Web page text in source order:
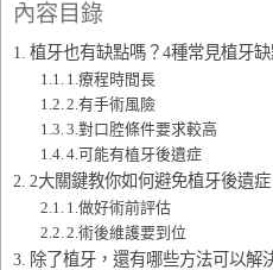
內容目錄
植牙也有缺點嗎？4種常見植牙
1.療程時間長
2.有手術風險
3.對口腔條件要求較高
4.可能有植牙後遺症
2大關鍵教你如何避免植牙後遺症
1.做好術前評估
2.術後維護要到位
除了植牙，還有哪些方法可以解